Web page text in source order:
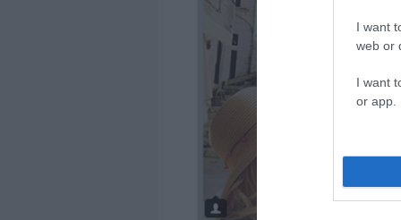
I want
web or
I want
or app.